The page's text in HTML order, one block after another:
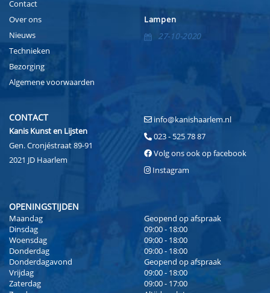
Contact
Over ons
Nieuws
Technieken
Bezorging
Algemene voorwaarden
Lampen
27-10-2020
CONTACT
Kanis Kunst en Lijsten
Gen. Cronjéstraat 89-91
2021 JD Haarlem
info@kanishaarlem.nl
023 - 525 78 87
Volg ons ook op facebook
Instagram
OPENINGSTIJDEN
Maandag
Geopend op afspraak
Dinsdag
09:00 - 18:00
Woensdag
09:00 - 18:00
Donderdag
09:00 - 18:00
Donderdagavond
Geopend op afspraak
Vrijdag
09:00 - 18:00
Zaterdag
09:00 - 17:00